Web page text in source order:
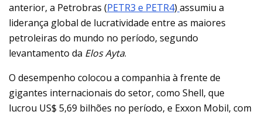
anterior, a Petrobras (PETR3 e PETR4) assumiu a
liderança global de lucratividade entre as maiores
petroleiras do mundo no período, segundo
levantamento da Elos Ayta.
O desempenho colocou a companhia à frente de
gigantes internacionais do setor, como Shell, que
lucrou US$ 5,69 bilhões no período, e Exxon Mobil, com